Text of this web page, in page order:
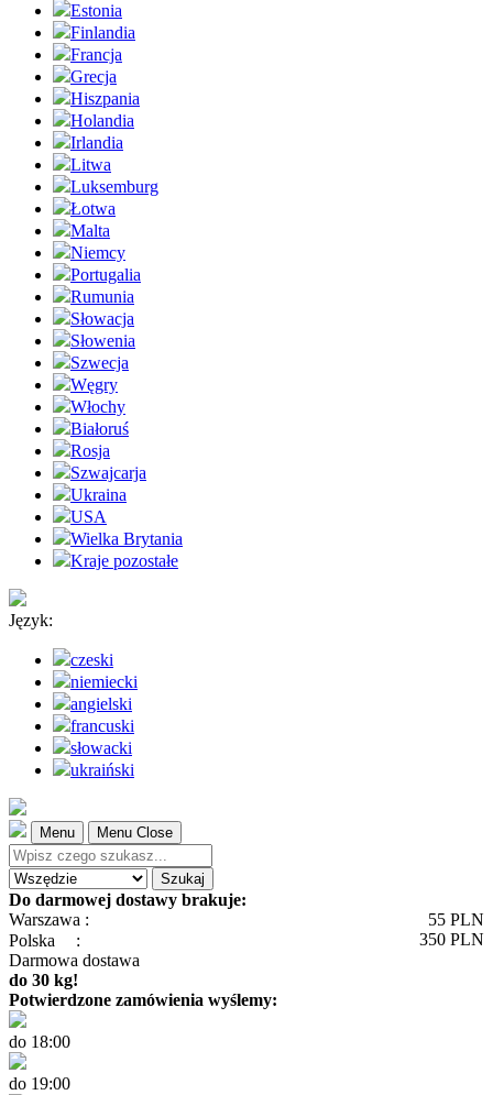
Estonia
Finlandia
Francja
Grecja
Hiszpania
Holandia
Irlandia
Litwa
Luksemburg
Łotwa
Malta
Niemcy
Portugalia
Rumunia
Słowacja
Słowenia
Szwecja
Węgry
Włochy
Białoruś
Rosja
Szwajcarja
Ukraina
USA
Wielka Brytania
Kraje pozostałe
Język:
czeski
niemiecki
angielski
francuski
słowacki
ukraiński
Menu Menu Close
Szukaj
Do darmowej dostawy brakuje:
Warszawa :
55 PLN
Polska
: 350 PLN
Darmowa dostawa
do 30 kg!
Potwierdzone zamówienia wyślemy:
do 18:00
do 19:00